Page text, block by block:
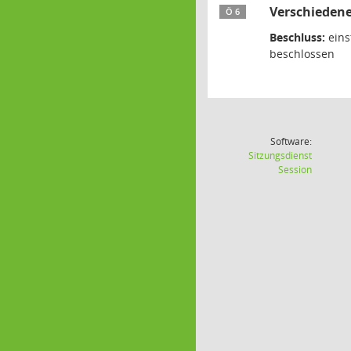
Ö 6
Beschluss:
beschlossen
Software:
Sitzungsdienst
Session(Wird in